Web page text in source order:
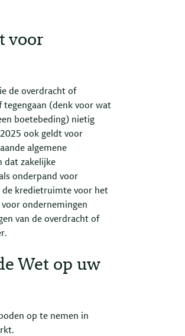
voor
de overdracht of
tegengaan (denk voor wat
boetebeding) nietig
ook geldt voor
algemene
dat zakelijke
onderpand voor
de kredietruimte voor het
ondernemingen
van de overdracht of
Wet op uw
op te nemen in